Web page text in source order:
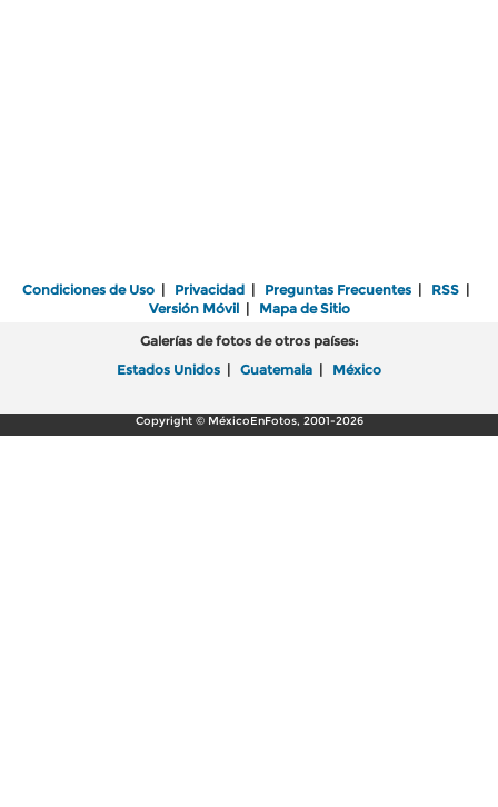
Condiciones de Uso | Privacidad | Preguntas Frecuentes | RSS |
Versión Móvil| Mapa de Sitio
Galerías de fotos de otros países:
Estados Unidos | Guatemala | México
Copyright © MéxicoEnFotos, 2001-2026